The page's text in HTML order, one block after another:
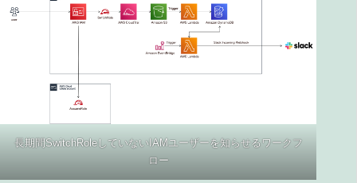
長期間SwitchRoleしていないIAMユーザーを知らせるワークフ
ロー